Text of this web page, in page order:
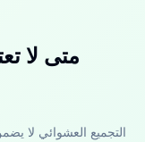
متى لا
التجميع العشوائي لا